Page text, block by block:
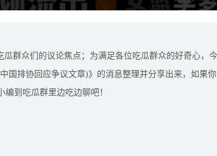
瓜群众们的议论焦点；为满足各位吃瓜群众的好奇心，
国排协回应争议文章)》的消息整理并分享出来，如果
到吃瓜群里边吃边聊吧！